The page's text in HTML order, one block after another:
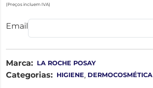
(Preços incluem IVA)
Email
Marca: LA ROCHE POSAY
Categorias: HIGIENE, DERMOCOSMÉTICA